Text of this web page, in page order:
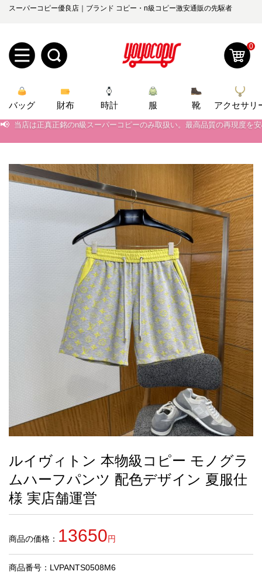
スーパーコピー優良店｜ブランド コピー・n級コピー激安通販の先駆者
規
ザ
ー
ロ
ン
理
yoyocopys@gmail.com
2026人気特集
バッグ
ズボン
衣装セット
住まい用品
アクセサリー
ベルト
スカーフ
アイフォーンケ
製
品
お
す
す
め
商
人
0
バッグ 財布 時計 服 靴 アクセサリ
📢 当店は正真正銘のn級スーパーコピーのみ取扱い。最高品質の再現度を
📢 2026春の新作続々更新中！期間中のご注文でお得な割引をご利用いただ
📢 当店は正真正銘のn級スーパーコピーのみ取扱い。最高品質の再現度を
2026春の新作続々更新中！期間中のご注文でお得な割引をご利用いただ
新作入荷！ルイ・ヴィトンスーパーコピー バッグ最新モデルが登場。
ルイヴィトン 本物級コピー モノグラ
ムハーフパンツ 配色デザイン 夏服仕
様 実店舗運営
商品の価格： 13650円
商品番号：LVPANTS0508M6